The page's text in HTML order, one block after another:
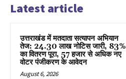
Latest article
उत्तराखंड में मतदाता सत्यापन अभियान
तेज: 24.30 लाख नोटिस जारी, 83%
का वितरण पूरा, 57 हजार से अधिक नए
वोटर पंजीकरण के आवेदन
August 6, 2026